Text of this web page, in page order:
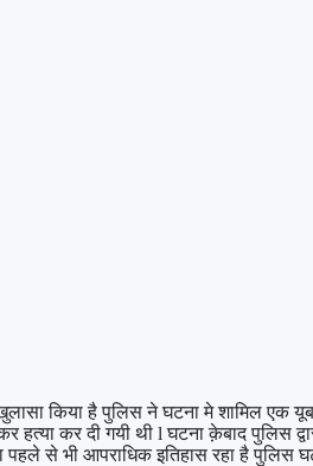
किया है पुलिस ने घटना मे शामिल एक
हत्या कर दी गयी थी l घटना क़ेबाद
से भी आपराधिक इतिहास रहा है पुलिस